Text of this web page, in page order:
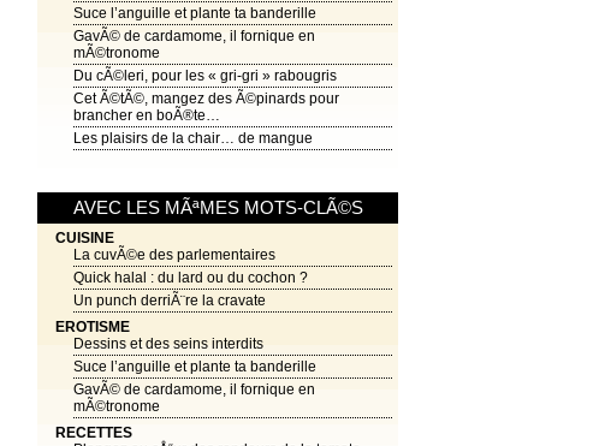
Suce l’anguille et plante ta banderille
GavÃ© de cardamome, il fornique en
mÃ©tronome
Du cÃ©leri, pour les « gri-gri » rabougris
Cet Ã©tÃ©, mangez des Ã©pinards pour
brancher en boÃ®te…
Les plaisirs de la chair… de mangue
AVEC LES MÃªMES MOTS-CLÃ©S
CUISINE
La cuvÃ©e des parlementaires
Quick halal : du lard ou du cochon ?
Un punch derriÃ¨re la cravate
EROTISME
Dessins et des seins interdits
Suce l’anguille et plante ta banderille
GavÃ© de cardamome, il fornique en
mÃ©tronome
RECETTES